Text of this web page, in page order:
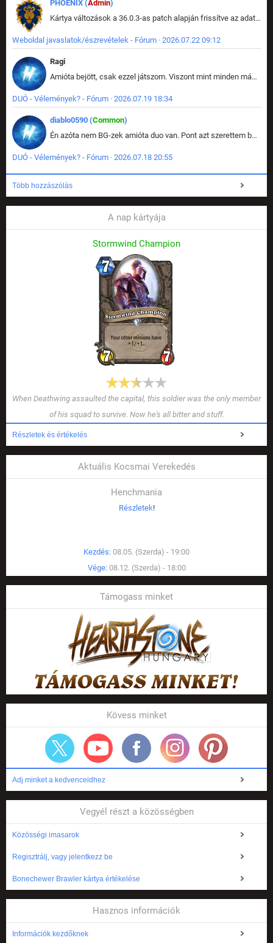
PHOENIX (Admin)
Kártya változások a 36.0.3-as patch alapján frissítve az adatbázisban (képek is cserélve).
Weboldal javaslatok/észrevételek - Fórum · 2026.07.22 09:12
Ragi
Amióta bejött, csak ezzel játszom. Viszont mint minden más - akár az alapjáték is, ez is baromira összetett lett. Néha már pár kör után is esélytelen az egész. Vagy irreállisan túltápol valaki, vagy lelép a partner, vagy csak hülye mint a segg. És amikor eljönne az én időm, na akkor jön el mindenki másé is. Engem jobban érdekelne, hogy ki milyen ratingen szokott játszani. Na ez lenne egy érdekes adat.
DUÓ - Vélemények? - Fórum · 2026.07.19 18:34
diablo0590 (Common)
Én azóta nem BG-zek amióta duo van. Pont azt szerettem benne, hogy rajtam múlik mi történik, nem pedig a társamon. Kérem vissza a régi BG-t :D
DUÓ - Vélemények? - Fórum · 2026.07.18 20:55
Több hozzászólás
A nap kártyája
Stormwind Champion
When Deathwing assaulted the capital, this soldier was the only member
of his squad to survive. Now he's all bitter and stuff.
Részletek és értékelés
Aktuális Kocsmai Verekedés
Henchmania
Részletek!
Kezdés: 08.05. (Szerda) - 19:00
Vége: 08.12. (Szerda) - 18:00
Támogass minket
Kövess minket
Adj minket a kedvenceidhez
Vegyél részt a közösségben
Közösségi imasarok
Regisztrálj, vagy jelentkezz be
Bonechewer Brawler kártya értékelése
Hasznos információk
Információk kezdőknek